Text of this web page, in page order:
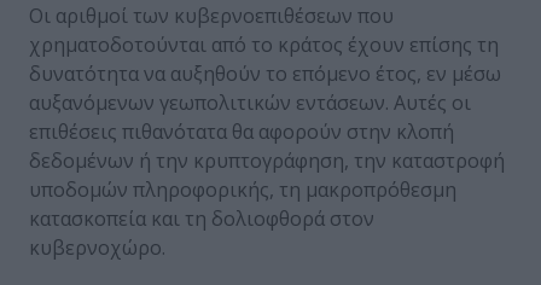
Οι αριθμοί των κυβερνοεπιθέσεων που
χρηματοδοτούνται από το κράτος έχουν επίσης τη
δυνατότητα να αυξηθούν το επόμενο έτος, εν μέσω
αυξανόμενων γεωπολιτικών εντάσεων. Αυτές οι
επιθέσεις πιθανότατα θα αφορούν στην κλοπή
δεδομένων ή την κρυπτογράφηση, την καταστροφή
υποδομών πληροφορικής, τη μακροπρόθεσμη
κατασκοπεία και τη δολιοφθορά στον
κυβερνοχώρο.